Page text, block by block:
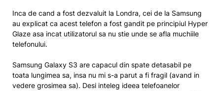
Inca de cand a fost dezvaluit la Londra, cei de la Samsung
au explicat ca acest telefon a fost gandit pe principiul Hyper
Glaze asa incat utilizatorul sa nu stie unde se afla muchiile
telefonului.
Samsung Galaxy S3 are capacul din spate detasabil pe
toata lungimea sa, insa nu mi s-a parut a fi fragil (avand in
vedere grosimea sa). Desi inteleg ideea telefoanelor